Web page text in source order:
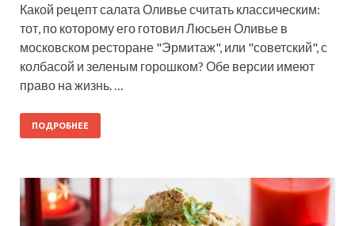
Какой рецепт салата Оливье считать классическим:
тот, по которому его готовил Люсьен Оливье в
московском ресторане "Эрмитаж", или "советский", с
колбасой и зеленым горошком? Обе версии имеют
право на жизнь. …
ПОДРОБНЕЕ